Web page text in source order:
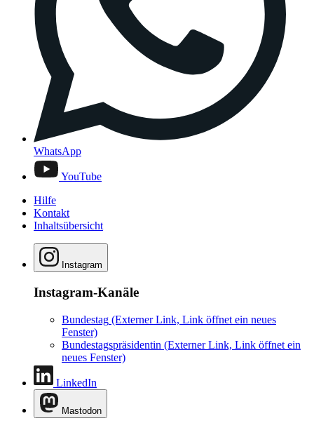
WhatsApp
YouTube
Hilfe
Kontakt
Inhaltsübersicht
Instagram
Instagram-Kanäle
Bundestag (Externer Link, Link öffnet ein neues
Fenster)
Bundestagspräsidentin (Externer Link, Link öffnet ein
neues Fenster)
LinkedIn
Mastodon